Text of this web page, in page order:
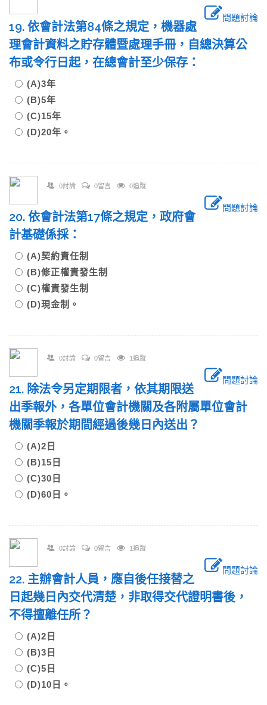
問題討論
19. 依會計法第84條之規定，機器處
理會計資料之貯存體暨處理手冊，自總決算公
布或令行日起，在總會計至少保存：
(A)3年
(B)5年
(C)15年
(D)20年。
0討論 0留言 0追蹤
問題討論
20. 依會計法第17條之規定，政府會
計基礎係採：
(A)契約責任制
(B)修正權責發生制
(C)權責發生制
(D)現金制。
0討論 0留言 1追蹤
問題討論
21. 除法令另定期限者，依其期限送
出季報外，各單位會計機關及各附屬單位會計
機關季報於期間經過後幾日內送出？
(A)2日
(B)15日
(C)30日
(D)60日。
0討論 0留言 1追蹤
問題討論
22. 主辦會計人員，應自後任接替之
日起幾日內交代清楚，非取得交代證明書後，
不得擅離任所？
(A)2日
(B)3日
(C)5日
(D)10日。